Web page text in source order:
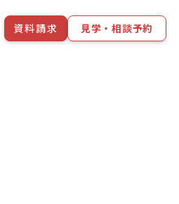
資料請求 見学・相談予約